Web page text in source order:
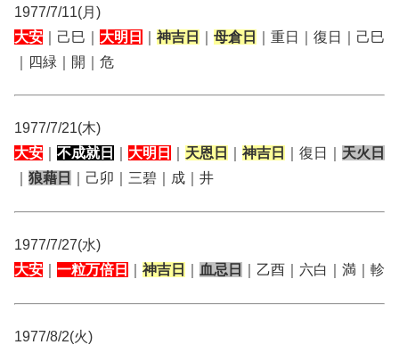
1977/7/11(月)
大安 ｜己巳｜ 大明日 神吉日 母倉日
｜重日｜復日｜己巳
｜四緑｜開｜危
1977/7/21(木)
大安
不成就日 大明日 天恩日 神吉日 ｜復日｜ 天火日
狼藉日 ｜己卯｜三碧｜成｜井
1977/7/27(水)
大安
一粒万倍日 神吉日 血忌日 ｜乙酉｜六白｜満｜軫
1977/8/2(火)